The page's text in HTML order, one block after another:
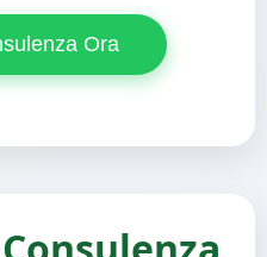
Ora